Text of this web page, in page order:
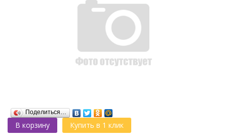
Поделиться…
В корзину Купить в 1 клик